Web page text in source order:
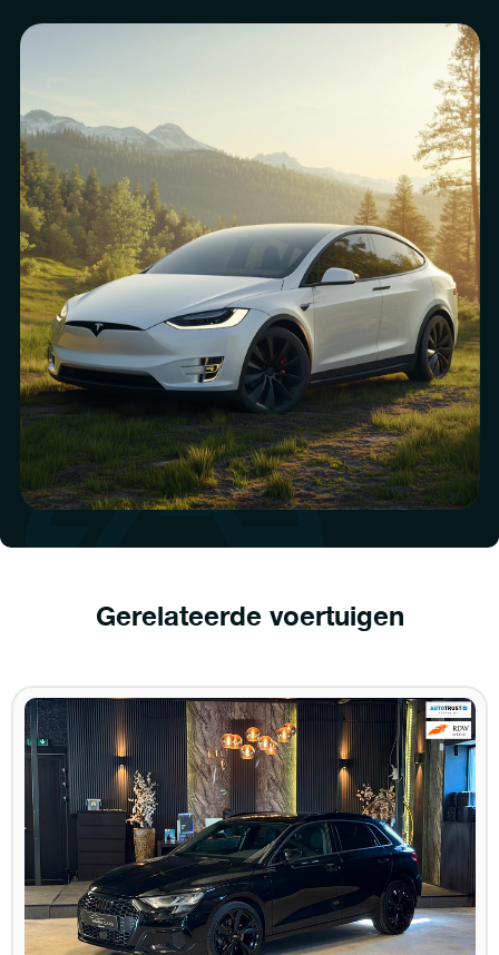
Gerelateerde voertuigen